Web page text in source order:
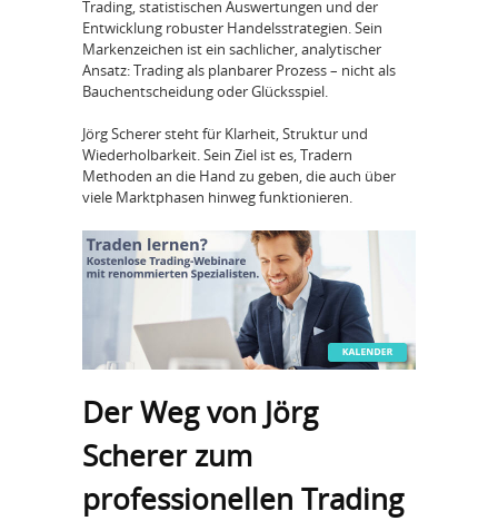
Trading, statistischen Auswertungen und der
Entwicklung robuster Handelsstrategien. Sein
Markenzeichen ist ein sachlicher, analytischer
Ansatz: Trading als planbarer Prozess – nicht als
Bauchentscheidung oder Glücksspiel.
Jörg Scherer steht für Klarheit, Struktur und
Wiederholbarkeit. Sein Ziel ist es, Tradern
Methoden an die Hand zu geben, die auch über
viele Marktphasen hinweg funktionieren.
Der Weg von Jörg
Scherer zum
professionellen Trading